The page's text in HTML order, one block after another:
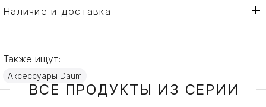
Страна производителя
Наличие и доставка
Также ищут:
Аксессуары Daum
ВСЕ ПРОДУКТЫ ИЗ СЕРИИ